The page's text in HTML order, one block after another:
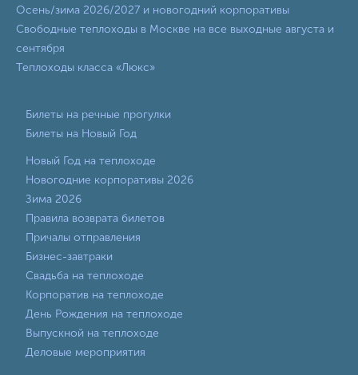
Осень/зима 2026/2027 и новогодний корпоративы
Свободные теплоходы в Москве на все выходные августа и
сентября
Теплоходы класса «Люкс»
Билеты на речные прогулки
Билеты на Новый Год
Новый Год на теплоходе
Новогодние корпоративы 2026
Зима 2026
Правила возврата билетов
Причалы отправления
Бизнес-завтраки
Свадьба на теплоходе
Корпоратив на теплоходе
День Рождения на теплоходе
Выпускной на теплоходе
Деловые мероприятия